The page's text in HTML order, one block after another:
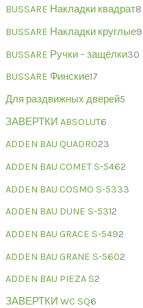
BUSSARE Накладки квадрат8
BUSSARE Накладки круглые9
BUSSARE Ручки – защёлки30
BUSSARE Финские17
Для раздвижных дверей5
ЗАВЕРТКИ ABSOLUT6
ADDEN BAU QUADRO23
ADDEN BAU COMET S-5462
ADDEN BAU COSMO S-5333
ADDEN BAU DUNE S-5312
ADDEN BAU GRACE S-5492
ADDEN BAU GRANE S-5602
ADDEN BAU PIEZA S2
ЗАВЕРТКИ WC SQ6